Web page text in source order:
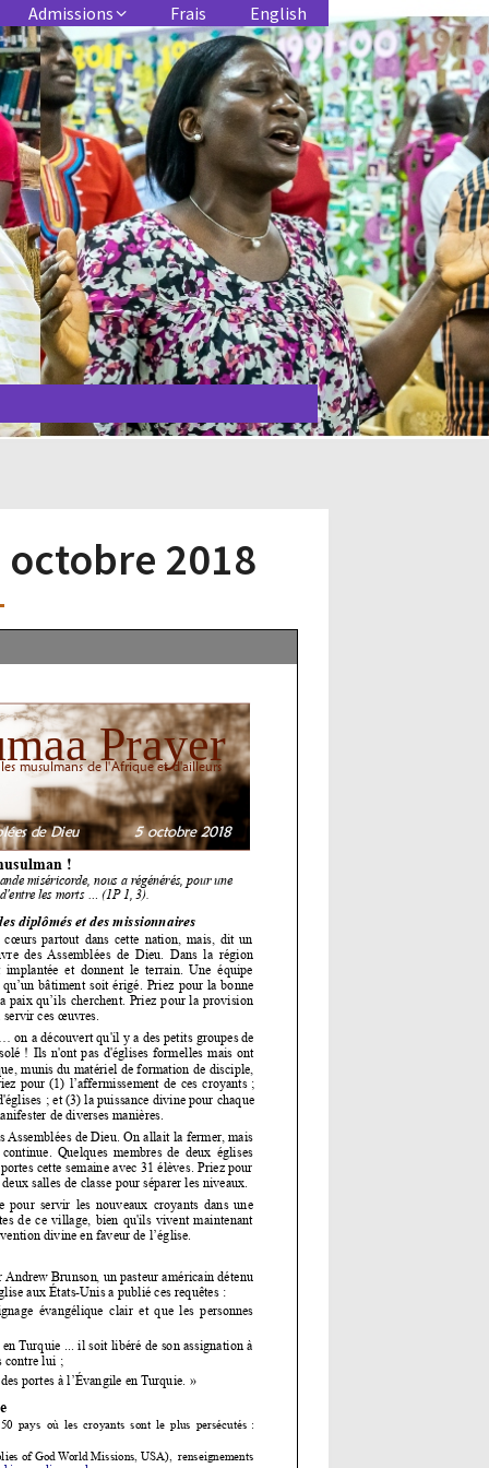
Admissions Frais English
2018